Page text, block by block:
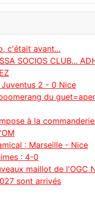
c'était avant...
SOCIOS CLUB...
2 - 0 Nice
du
à la
: Marseille - Nice
: 4-0
maillot de l'OGC
sont arrivés